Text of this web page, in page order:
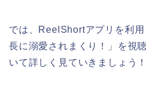
では、ReelShortアプリを利用
長に溺愛されまくり！
」
を視
いて詳しく見ていきましょう！